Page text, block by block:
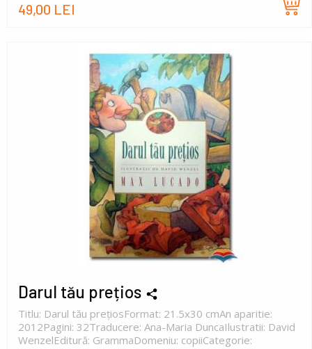
49,00 LEI
Darul tău prețios
Titlu: Darul tău prețiosFormat: 21.5x30 cmAn aparitie:
2012Pagini: 32Traducere: Ana-Maria DuncaIlustratii: David
WenzelEditură: GrammaDomeniu: copiiCategorie: